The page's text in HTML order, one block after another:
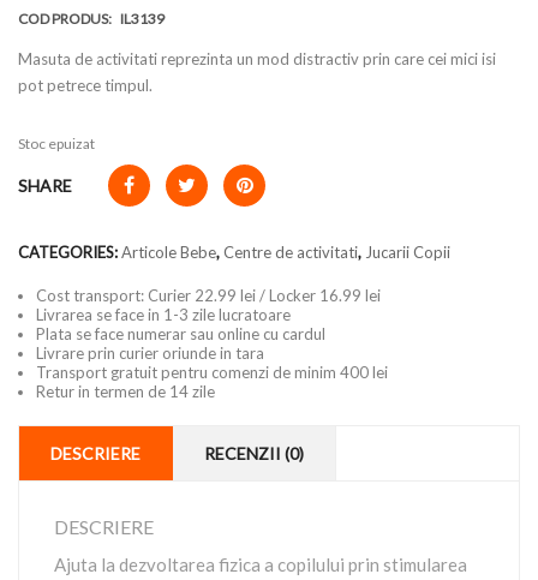
COD PRODUS: IL3139
Masuta de activitati reprezinta un mod distractiv prin care cei mici isi
pot petrece timpul.
Stoc epuizat
SHARE
CATEGORIES:Articole Bebe,Centre de activitati, Jucarii Copii
Cost transport: Curier 22.99 lei / Locker 16.99 lei
Livrarea se face in 1-3 zile lucratoare
Plata se face numerar sau online cu cardul
Livrare prin curier oriunde in tara
Transport gratuit pentru comenzi de minim 400 lei
Retur in termen de 14 zile
DESCRIERE RECENZII (0)
DESCRIERE
Ajuta la dezvoltarea fizica a copilului prin stimularea